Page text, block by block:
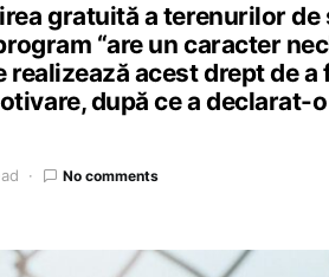
gratuită a terenurilor
“are un caracter
acest drept de a
după ce a declarat-
No comments